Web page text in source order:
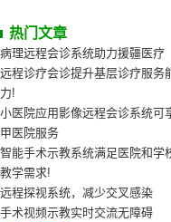
热门文章
病理远程会诊系统助力援疆医疗
远程诊疗会诊提升基层诊疗服务
力!
小医院应用影像远程会诊系统可
甲医院服务
智能手术示教系统满足医院和学
教学需求!
远程探视系统，减少交叉感染
手术视频示教实时交流无障碍